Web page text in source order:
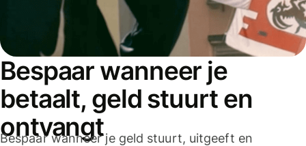
Bespaar wanneer je
betaalt, geld stuurt en
ontvangt
Bespaar wanneer je geld stuurt, uitgeeft en